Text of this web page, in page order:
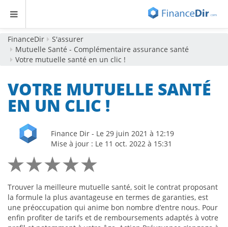
FinanceDir
S'assurer
Mutuelle Santé - Complémentaire assurance santé
Votre mutuelle santé en un clic !
VOTRE MUTUELLE SANTÉ
EN UN CLIC !
Finance Dir - Le 29 juin 2021 à 12:19
Mise à jour : Le 11 oct. 2022 à 15:31
Trouver la meilleure mutuelle santé, soit le contrat proposant
la formule la plus avantageuse en termes de garanties, est
une préoccupation qui anime bon nombre d’entre nous. Pour
enfin profiter de tarifs et de remboursements adaptés à votre